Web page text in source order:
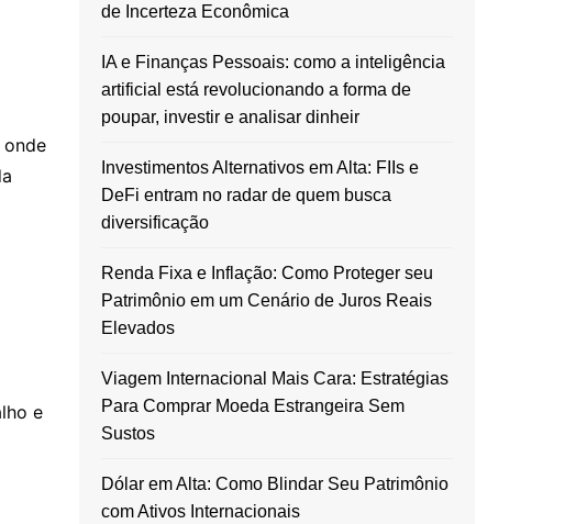
e
de Incerteza Econômica
IA e Finanças Pessoais: como a inteligência
artificial está revolucionando a forma de
poupar, investir e analisar dinheir
Investimentos Alternativos em Alta: FIIs e
DeFi entram no radar de quem busca
diversificação
Renda Fixa e Inflação: Como Proteger seu
Patrimônio em um Cenário de Juros Reais
Elevados
Viagem Internacional Mais Cara: Estratégias
Para Comprar Moeda Estrangeira Sem
Sustos
Dólar em Alta: Como Blindar Seu Patrimônio
com Ativos Internacionais